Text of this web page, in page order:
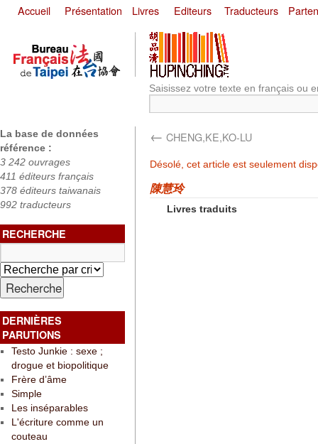
Accueil Présentation Livres Editeurs Traducteurs
Saisissez votre texte en français ou
La base de données
référence :
3 242 ouvrages
411 éditeurs français
378 éditeurs taiwanais
992 traducteurs
RECHERCHE
DERNIÈRES
PARUTIONS
Testo Junkie : sexe ;
drogue et biopolitique
Frère d’âme
Simple
Les inséparables
L'écriture comme un
couteau
← CHENG,KE,KO-LU
Désolé, cet article est seulement
陳慧玲
Livres traduits